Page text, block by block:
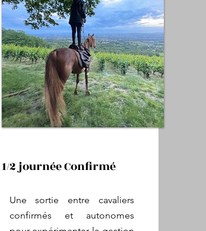
1/2 journée Confirmé
Une sortie entre cavaliers
confirmés et autonomes